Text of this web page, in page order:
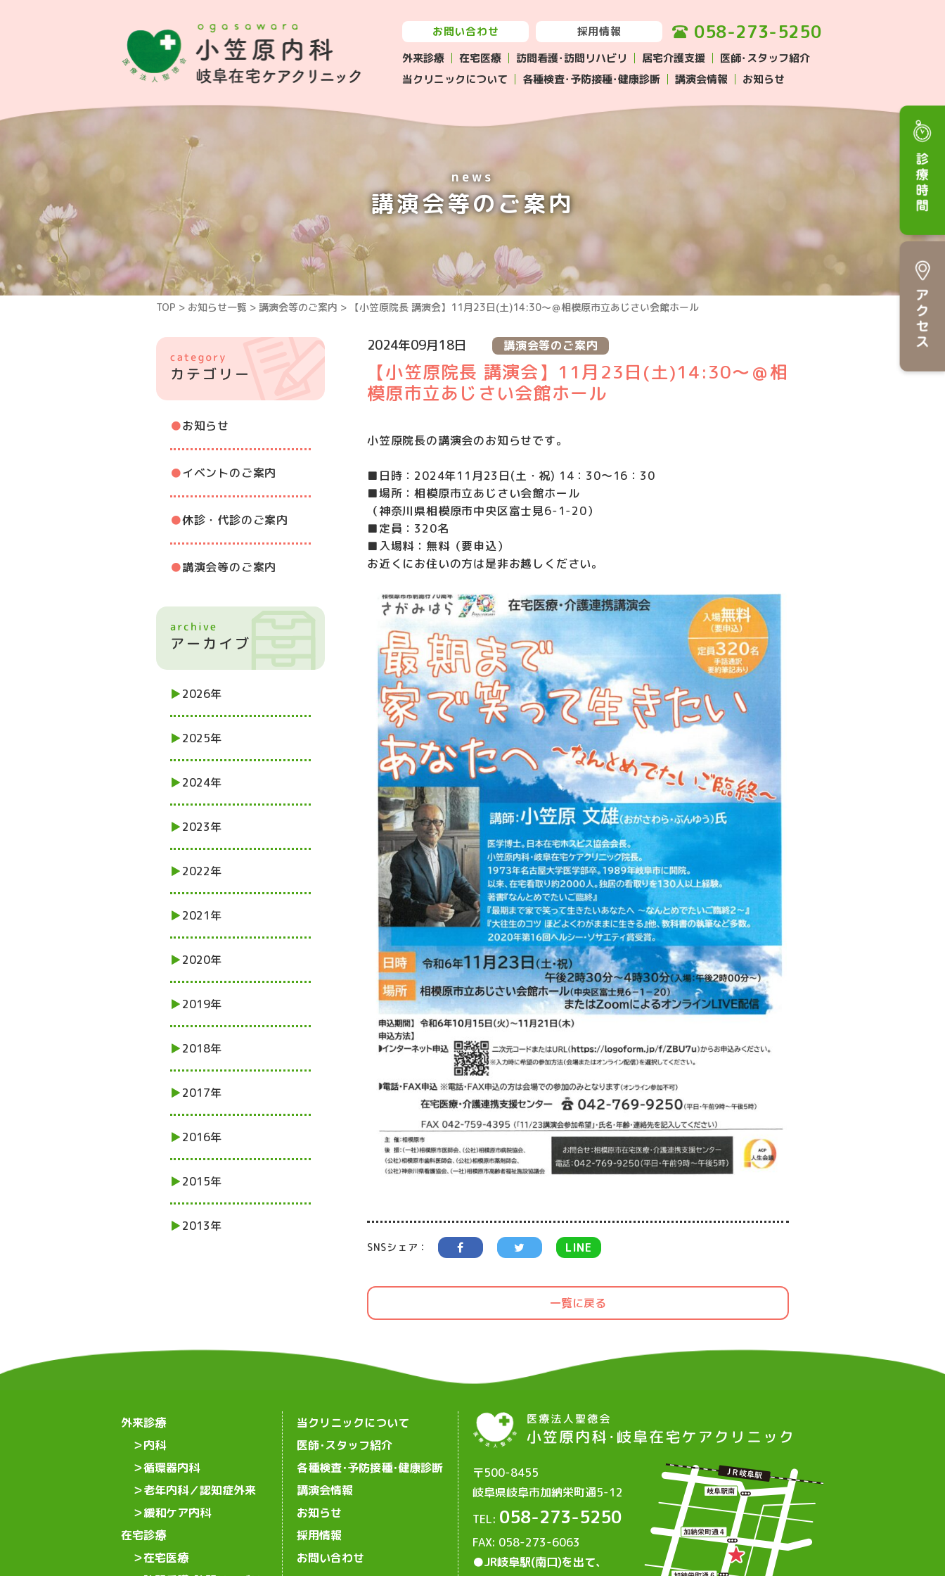
お問い合わせ 採用情報 058-273-5250
外来診療 在宅医療 訪問看護･訪問リハビリ 居宅介護支援
医師･スタッフ紹介
当クリニックについて
各種検査･予防接種･健康診断 講演会情報 お知らせ
news
講演会等のご案内
TOP > お知らせ一覧 > 講演会等のご案内 > 【小笠原院長 講演会】11月23日(土)14:30～＠相模原市立あじさい会館ホール
2024年09月18日 講演会等のご案内
【小笠原院長 講演会】11月23日(土)14:30～＠相
模原市立あじさい会館ホール
小笠原院長の講演会のお知らせです。
■日時：2024年11月23日(土・祝) 14：30～16：30
■場所：相模原市立あじさい会館ホール
（神奈川県相模原市中央区富士見6-1-20）
■定員：320名
■入場料：無料（要申込）
お近くにお住いの方は是非お越しください。
SNSシェア： LINE
一覧に戻る
お知らせ
イベントのご案内
休診・代診のご案内
講演会等のご案内
2026年
2025年
2024年
2023年
2022年
2021年
2020年
2019年
2018年
2017年
2016年
2015年
2013年
外来診療
内科
循環器内科
老年内科／認知症外来
緩和ケア内科
在宅診療
在宅医療
当クリニックについて
医師･スタッフ紹介
各種検査･予防接種･健康診断
講演会情報
お知らせ
採用情報
お問い合わせ
〒500-8455
岐阜県岐阜市加納栄町通5-12
TEL: 058-273-5250
FAX: 058-273-6063
●JR岐阜駅(南口)を出て、